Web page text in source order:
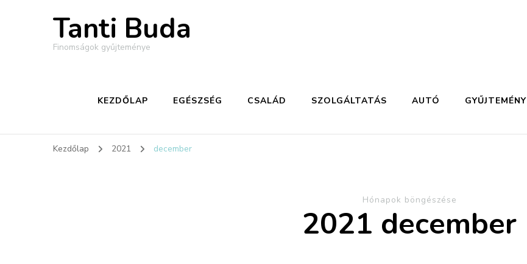
Tanti Buda
Finomságok gyűjteménye
KEZDŐLAP EGÉSZSÉG CSALÁD SZOLGÁLTATÁS AUTÓ GYŰJTEMÉNY
Kezdőlap 2021 december
Hónapok böngészése
2021 december